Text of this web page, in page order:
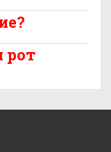
рот